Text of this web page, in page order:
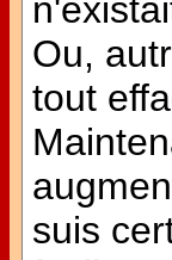
Ou,
tout
suis